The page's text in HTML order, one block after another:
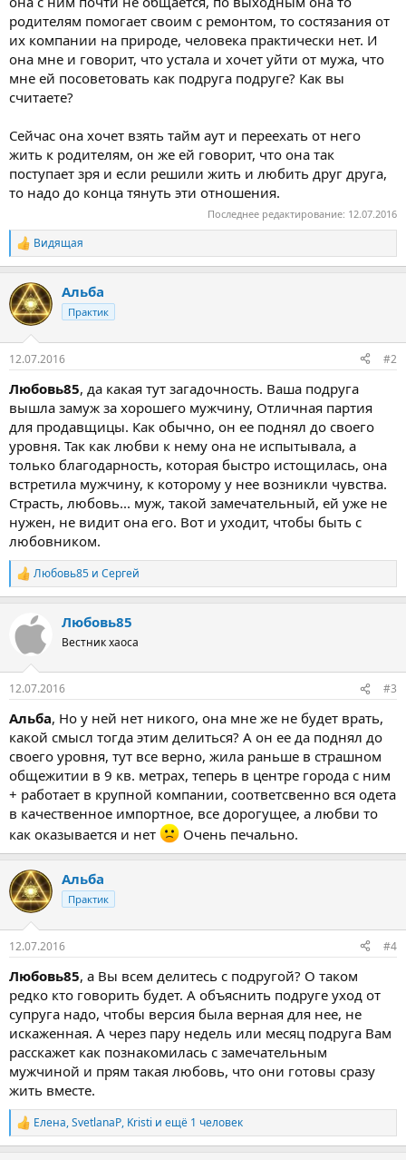
родителям помогает своим с ремонтом, то состязания от
их компании на природе, человека практически нет. И
она мне и говорит, что устала и хочет уйти от мужа, что
мне ей посоветовать как подруга подруге? Как вы
считаете?
Сейчас она хочет взять тайм аут и переехать от него
жить к родителям, он же ей говорит, что она так
поступает зря и если решили жить и любить друг друга,
то надо до конца тянуть эти отношения.
Последнее редактирование: 12.07.2016
Р
е
к
ц
и
Видящая
Альба
Практик
12.07.2016 #2
Любовь85, да какая тут загадочность. Ваша подруга
вышла замуж за хорошего мужчину, Отличная партия
для продавщицы. Как обычно, он ее поднял до своего
уровня. Так как любви к нему она не испытывала, а
только благодарность, которая быстро истощилась, она
встретила мужчину, к которому у нее возникли чувства.
Страсть, любовь... муж, такой замечательный, ей уже не
нужен, не видит она его. Вот и уходит, чтобы быть с
любовником.
Р
е
к
ц
и
Любовь85 и Сергей
Любовь85
Вестник хаоса
12.07.2016 #3
Альба, Но у ней нет никого, она мне же не будет врать,
какой смысл тогда этим делиться? А он ее да поднял до
своего уровня, тут все верно, жила раньше в страшном
общежитии в 9 кв. метрах, теперь в центре города с ним
+ работает в крупной компании, соответсвенно вся одета
в качественное импортное, все дорогущее, а любви то
как оказывается и нет
Очень печально.
Альба
Практик
12.07.2016 #4
Любовь85, а Вы всем делитесь с подругой? О таком
редко кто говорить будет. А объяснить подруге уход от
супруга надо, чтобы версия была верная для нее, не
искаженная. А через пару недель или месяц подруга Вам
расскажет как познакомилась с замечательным
мужчиной и прям такая любовь, что они готовы сразу
жить вместе.
Р
е
Елена,SvetlanaP, Kristi и ещё 1 человек